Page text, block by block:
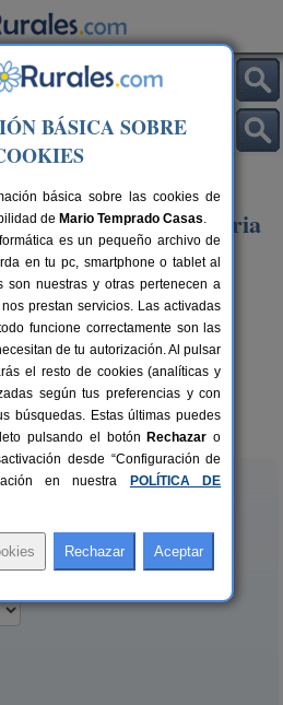
de Retortillo de Soria
2+1 pers.
desde75 €
Nature
(Soria)
BÁSICA SOBRE
básica sobre las cookies de
de Mario Temprado Casas.
es un pequeño archivo de
en tu pc, smartphone o tablet al
son nuestras y otras pertenecen a
prestan servicios. Las activadas
funcione correctamente son las
de tu autorización. Al pulsar
el resto de cookies (analíticas y
según tus preferencias y con
búsquedas. Estas últimas puedes
pulsando el botón Rechazar o
desde “Configuración de
en nuestra
POLÍTICA DE